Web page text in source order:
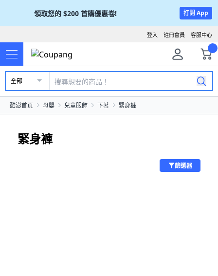
領取您的 $200 首購優惠卷! 打開 App
客服中心
註冊會員
登入
全部
酷澎首頁 母嬰 兒童服飾 下著 緊身褲
緊身褲
篩選器